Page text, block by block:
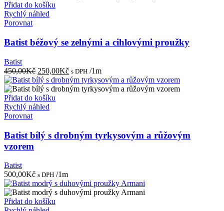
Přidat do košíku
Rychlý náhled
Porovnat
Batist béžový se zelnými a cihlovými proužky
Batist
450,00Kč Původní
cena
byla:
450,00Kč.
250,00KčAktuální
cena
je:
s DPH /1m
Přidat do košíku
Rychlý náhled
Porovnat
Batist bílý s drobným tyrkysovým a růžovým
vzorem
Batist
500,00Kč s DPH /1m
Přidat do košíku